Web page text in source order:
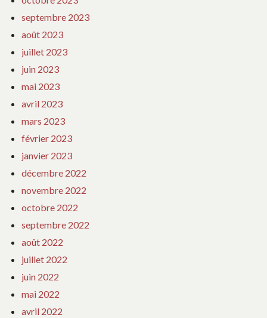
septembre 2023
août 2023
juillet 2023
juin 2023
mai 2023
avril 2023
mars 2023
février 2023
janvier 2023
décembre 2022
novembre 2022
octobre 2022
septembre 2022
août 2022
juillet 2022
juin 2022
mai 2022
avril 2022